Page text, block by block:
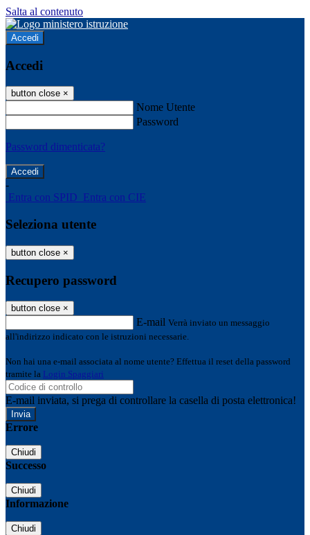
Salta al contenuto
Accedi
Accedi
button close ×
Nome Utente
Password
Password dimenticata?
-
Entra con SPID Entra con CIE
Seleziona utente
button close ×
Recupero password
button close ×
E-mail Verrà inviato un messaggio
all'indirizzo indicato con le istruzioni necessarie.
Non hai una e-mail associata al nome utente? Effettua il reset della password
tramite la Login Spaggiari
E-mail inviata, si prega di controllare la casella di posta elettronica!
Errore
Chiudi
Successo
Chiudi
Informazione
Chiudi